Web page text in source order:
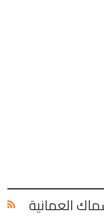
العمانية